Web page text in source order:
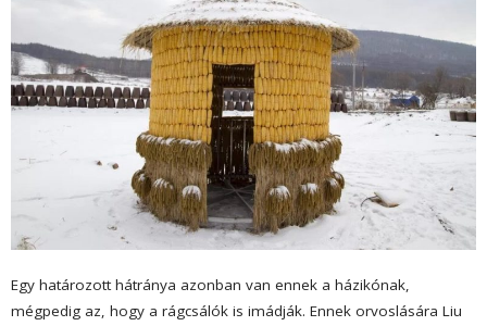
Egy határozott hátránya azonban van ennek a házikónak,
mégpedig az, hogy a rágcsálók is imádják. Ennek orvoslására Liu